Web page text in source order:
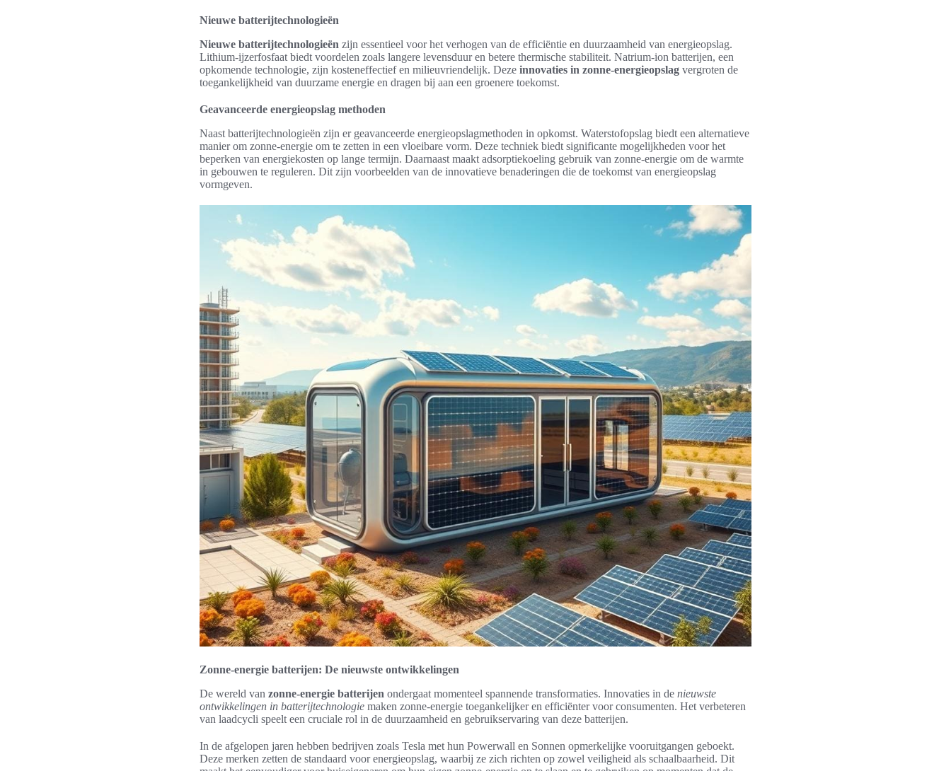
Nieuwe batterijtechnologieën
Nieuwe batterijtechnologieën zijn essentieel voor het verhogen van de efficiëntie en duurzaamheid van energieopslag.
Lithium-ijzerfosfaat biedt voordelen zoals langere levensduur en betere thermische stabiliteit. Natrium-ion batterijen, een
opkomende technologie, zijn kosteneffectief en milieuvriendelijk. Deze innovaties in zonne-energieopslag vergroten de
toegankelijkheid van duurzame energie en dragen bij aan een groenere toekomst.
Geavanceerde energieopslag methoden
Naast batterijtechnologieën zijn er geavanceerde energieopslagmethoden in opkomst. Waterstofopslag biedt een alternatieve
manier om zonne-energie om te zetten in een vloeibare vorm. Deze techniek biedt significante mogelijkheden voor het
beperken van energiekosten op lange termijn. Daarnaast maakt adsorptiekoeling gebruik van zonne-energie om de warmte
in gebouwen te reguleren. Dit zijn voorbeelden van de innovatieve benaderingen die de toekomst van energieopslag
vormgeven.
Zonne-energie batterijen: De nieuwste ontwikkelingen
De wereld van zonne-energie batterijen ondergaat momenteel spannende transformaties. Innovaties in de nieuwste
ontwikkelingen in batterijtechnologie maken zonne-energie toegankelijker en efficiënter voor consumenten. Het verbeteren
van laadcycli speelt een cruciale rol in de duurzaamheid en gebruikservaring van deze batterijen.
In de afgelopen jaren hebben bedrijven zoals Tesla met hun Powerwall en Sonnen opmerkelijke vooruitgangen geboekt.
Deze merken zetten de standaard voor energieopslag, waarbij ze zich richten op zowel veiligheid als schaalbaarheid. Dit